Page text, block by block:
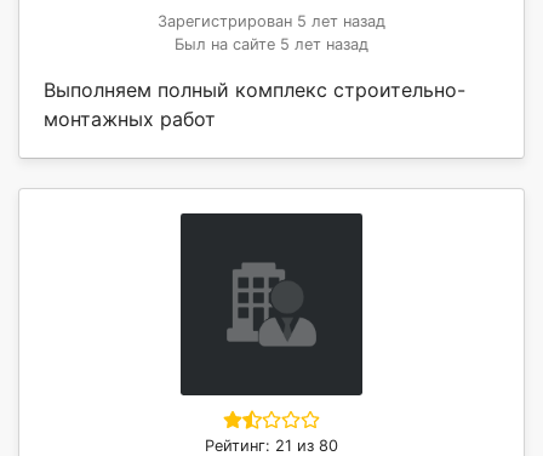
Зарегистрирован 5 лет назад
Был на сайте 5 лет назад
Выполняем полный комплекс строительно-
монтажных работ
Рейтинг: 21 из 80